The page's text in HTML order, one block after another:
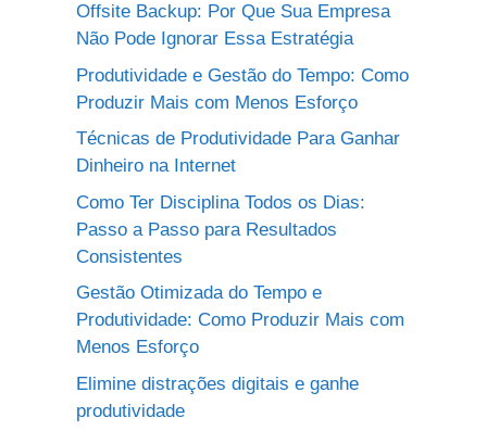
Offsite Backup: Por Que Sua Empresa
Não Pode Ignorar Essa Estratégia
Produtividade e Gestão do Tempo: Como
Produzir Mais com Menos Esforço
Técnicas de Produtividade Para Ganhar
Dinheiro na Internet
Como Ter Disciplina Todos os Dias:
Passo a Passo para Resultados
Consistentes
Gestão Otimizada do Tempo e
Produtividade: Como Produzir Mais com
Menos Esforço
Elimine distrações digitais e ganhe
produtividade